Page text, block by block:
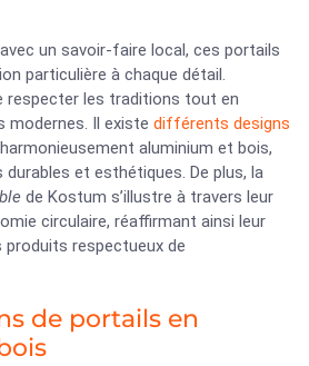
avec un savoir-faire local, ces portails
particulière à chaque détail.
respecter les traditions tout en
modernes. Il existe différents designs
aluminium et bois,
et esthétiques. De plus, la
de Kostum s’illustre à travers leur
circulaire, réaffirmant ainsi leur
respectueux de
de portails en